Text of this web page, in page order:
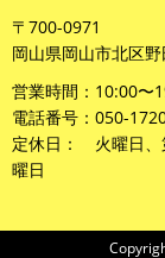
〒700-0971
岡山県岡山市北区
営業時間：10:00〜
電話番号：050-
定休日： 火曜日、
曜日